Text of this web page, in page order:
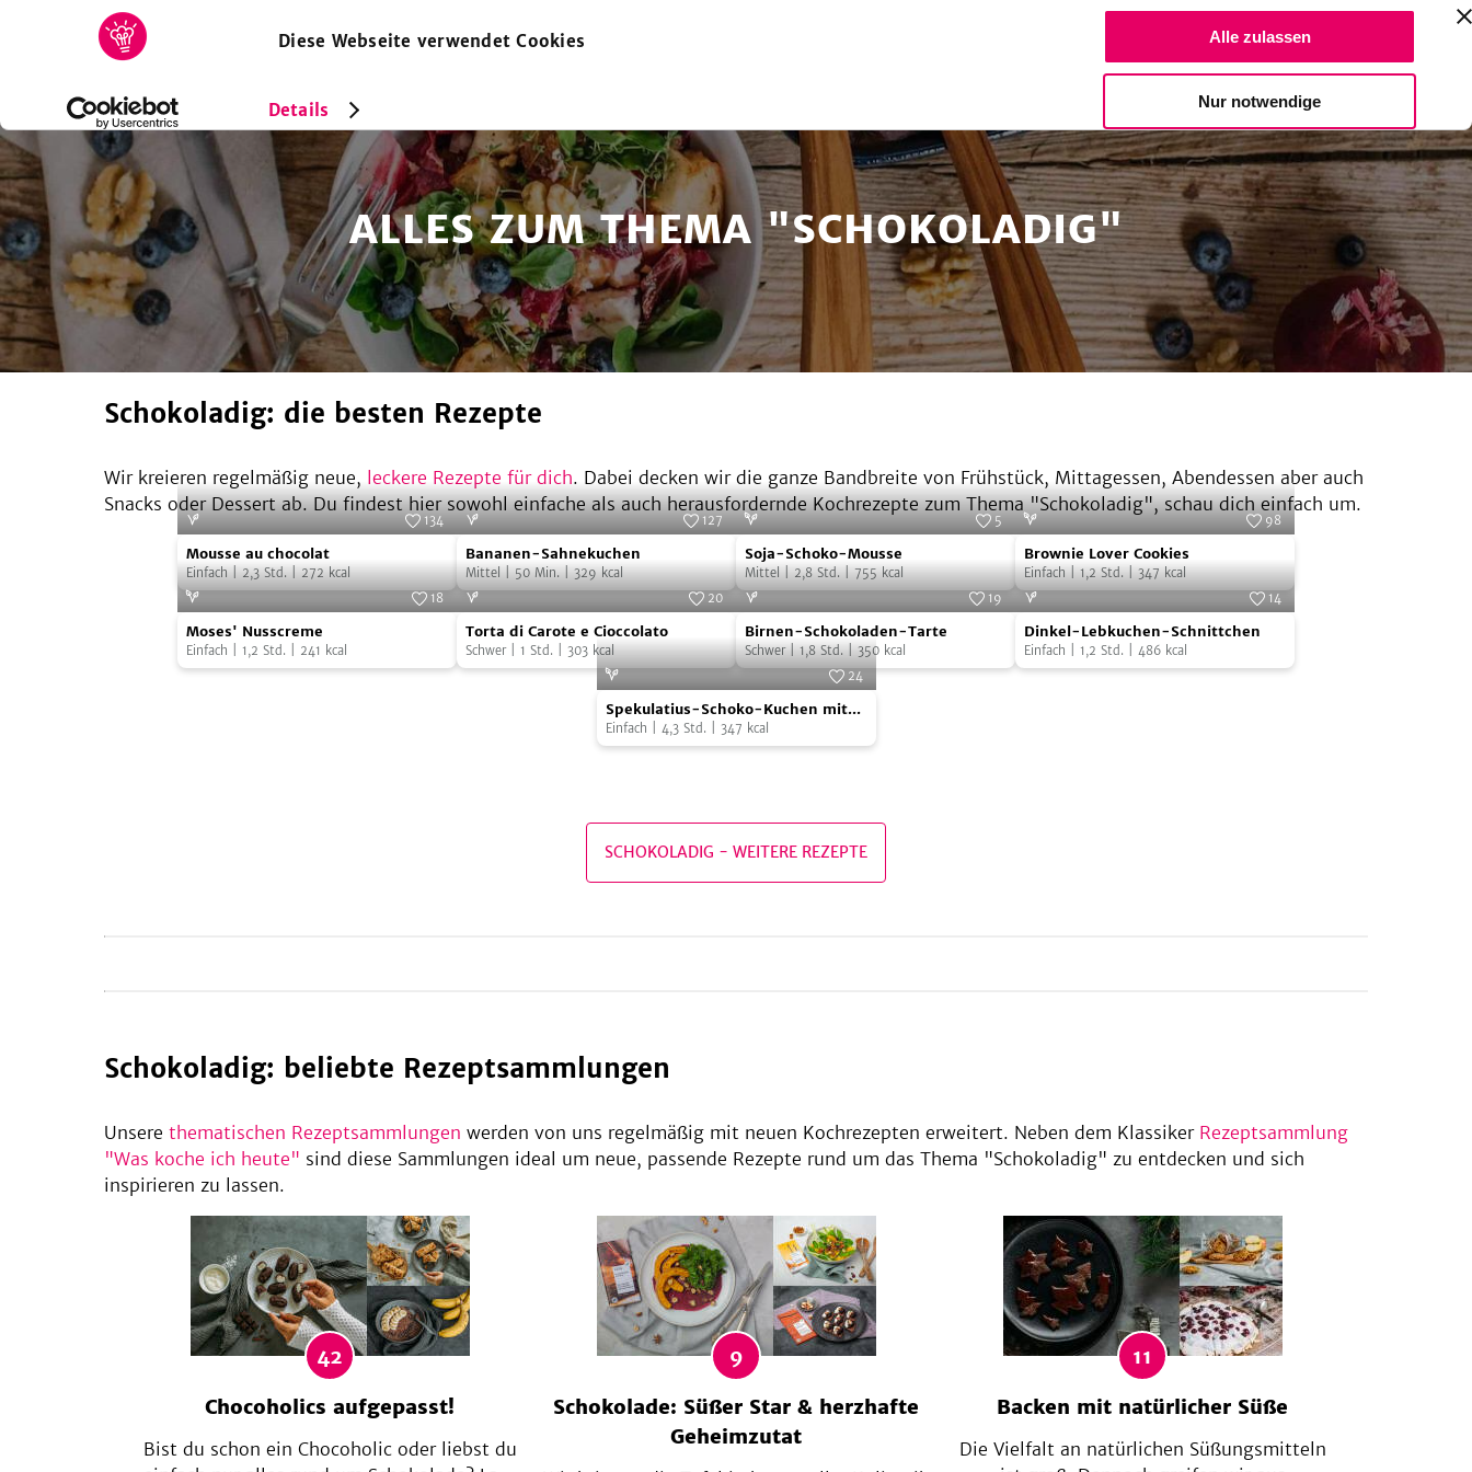
Diese Webseite verwendet Cookies
Details
Alle zulassen
Nur notwendige
REZEPTE SAMMLUNGEN MAGAZIN Spendiere einen Kaffee
Suche
ALLES ZUM THEMA "SCHOKOLADIG"
Schokoladig: die besten Rezepte
Wir kreieren regelmäßig neue, leckere Rezepte für dich. Dabei decken wir die ganze Bandbreite von Frühstück, Mittagessen, Abendessen aber auch
Snacks oder Dessert ab. Du findest hier sowohl einfache als auch herausfordernde Kochrezepte zum Thema "Schokoladig", schau dich einfach um.
Mousse
au
chocolat
Foto: iStock.com/VeselovaElena
134
Mousse au chocolat
Einfach 2,3 Std. 272 kcal
Bananen-
Sahnekuchen
Foto: iStock.com/philly077
127
Bananen-Sahnekuchen
Mittel 50 Min. 329 kcal
Soja-
Schoko-
Mousse
Foto:
5
Soja-Schoko-Mousse
Mittel 2,8 Std. 755 kcal
Brownie
Lover
Cookies
Foto:
98
Brownie Lover Cookies
Einfach 1,2 Std. 347 kcal
Moses'
Nusscreme
18
Moses' Nusscreme
Einfach 1,2 Std. 241 kcal
Torta
di
Carote
Giorgio Violino, Thorbecke Verlag, 2015
20
Torta di Carote e Cioccolato
Schwer| 1 Std. 303 kcal
Birnen-
Schokoladen-
19
Birnen-Schokoladen-Tarte
Schwer| 1,8 Std. 350 kcal
Dinkel-
Lebkuchen-
Schnittchen
Foto: Stefan Eder
14
Dinkel-Lebkuchen-Schnittchen
Einfach 1,2 Std. 486 kcal
Spekulatius-
Schoko-
Kuchen
ab jetzt vegan
24
Spekulatius-Schoko-Kuchen mit
Orangenabrieb
Einfach 4,3 Std. 347 kcal
SCHOKOLADIG - WEITERE REZEPTE
Schokoladig: beliebte Rezeptsammlungen
Unsere thematischen Rezeptsammlungen werden von uns regelmäßig mit neuen Kochrezepten erweitert. Neben dem Klassiker Rezeptsammlung
"Was koche ich heute" sind diese Sammlungen ideal um neue, passende Rezepte rund um das Thema "Schokoladig" zu entdecken und sich
inspirieren zu lassen.
42
Chocoholics aufgepasst!
Bist du schon ein Chocoholic oder liebst du
9
Schokolade: Süßer Star & herzhafte
Geheimzutat
11
Backen mit natürlicher Süße
Die Vielfalt an natürlichen Süßungsmitteln